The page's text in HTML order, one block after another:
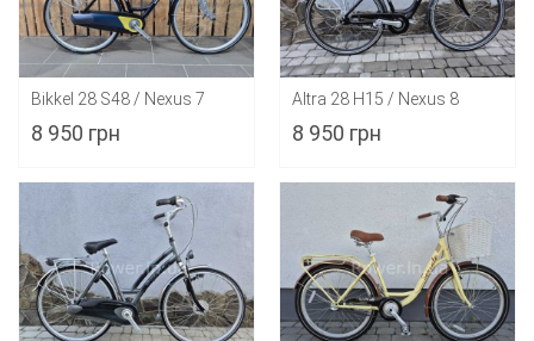
Bikkel 28 S48 / Nexus 7
8 950 грн
Altra 28 H15 / Nexus 8
8 950 грн